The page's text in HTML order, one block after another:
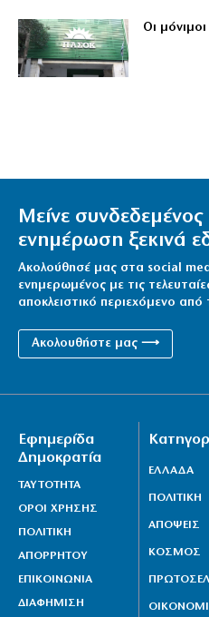
Οι
Μείνε
ενημέρωση ξεκινά
Ακολούθησέ μας στα social
ενημερωμένος με τις
αποκλειστικό περιεχόμενο
Ακολουθήστε μας ⟶
Εφημερίδα
Δημοκρατία
ΤΑΥΤΟΤΗΤΑ
ΟΡΟΙ ΧΡΗΣΗΣ
ΠΟΛΙΤΙΚΗ
ΑΠΟΡΡΗΤΟΥ
ΕΠΙΚΟΙΝΩΝΙΑ
ΔΙΑΦΗΜΙΣΗ
ΕΛΛΑΔΑ
ΠΟΛΙΤΙΚΗ
ΑΠΟΨΕΙΣ
ΚΟΣΜΟΣ